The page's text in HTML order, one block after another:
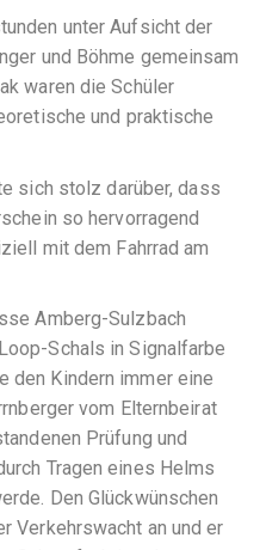
unter Aufsicht der
und Böhme gemeinsam
waren die Schüler
und praktische
sich stolz darüber, dass
so hervorragend
mit dem Fahrrad am
Amberg-Sulzbach
Schals in Signalfarbe
den Kindern immer eine
vom Elternbeirat
Prüfung und
Tragen eines Helms
Den Glückwünschen
Verkehrswacht an und er